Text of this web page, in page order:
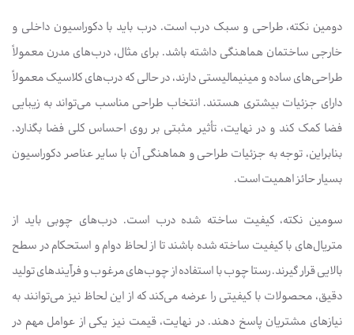
دومین نکته، طراحی و سبک درب است. درب باید با دکوراسیون داخلی و
خارجی ساختمان هماهنگی داشته باشد. برای مثال، درب‌های مدرن معمولاً
طراحی‌های ساده و مینیمالیستی دارند، در حالی که درب‌های کلاسیک معمولاً
دارای جزئیات بیشتری هستند. انتخاب طراحی مناسب می‌تواند به زیبایی
فضا کمک کند و در نهایت، تأثیر مثبتی بر روی احساس کلی فضا بگذارد.
بنابراین، توجه به جزئیات طراحی و هماهنگی آن با سایر عناصر دکوراسیون
بسیار حائز اهمیت است.
سومین نکته، کیفیت ساخته شده درب است. درب‌های چوبی باید از
متریال‌های با کیفیت ساخته شده باشند تا از لحاظ دوام و استحکام در سطح
بالایی قرار گیرند. رستا چوب با استفاده از چوب‌های مرغوب و فرآیندهای تولید
دقیق، محصولات با کیفیتی را عرضه می‌کند که از این لحاظ نیز می‌توانند به
نیازهای مشتریان پاسخ دهند. در نهایت، قیمت نیز یکی از عوامل مهم در